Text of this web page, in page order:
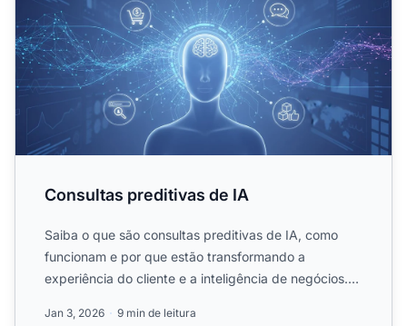
Consultas preditivas de IA
Saiba o que são consultas preditivas de IA, como
funcionam e por que estão transformando a
experiência do cliente e a inteligência de negócios.
Jan 3, 2026 9 min de leitura